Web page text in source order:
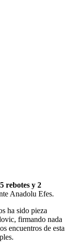
rebotes y 2
Anadolu Efes.
ha sido pieza
firmando nada
encuentros de esta